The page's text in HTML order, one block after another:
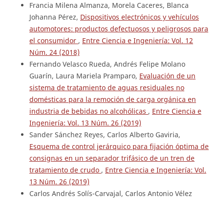
Francia Milena Almanza, Morela Caceres, Blanca
Johanna Pérez, Dispositivos electrónicos y vehículos
automotores: productos defectuosos y peligrosos para
el consumidor , Entre Ciencia e Ingeniería: Vol. 12
Núm. 24 (2018)
Fernando Velasco Rueda, Andrés Felipe Molano
Guarín, Laura Mariela Pramparo, Evaluación de un
sistema de tratamiento de aguas residuales no
domésticas para la remoción de carga orgánica en
industria de bebidas no alcohólicas , Entre Ciencia e
Ingeniería: Vol. 13 Núm. 26 (2019)
Sander Sánchez Reyes, Carlos Alberto Gaviria,
Esquema de control jerárquico para fijación óptima de
consignas en un separador trifásico de un tren de
tratamiento de crudo , Entre Ciencia e Ingeniería: Vol.
13 Núm. 26 (2019)
Carlos Andrés Solís-Carvajal, Carlos Antonio Vélez